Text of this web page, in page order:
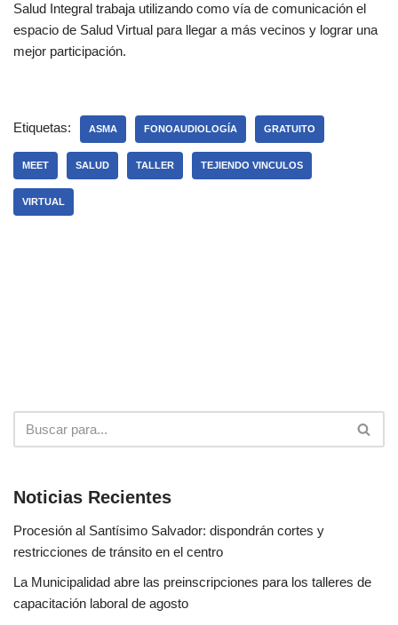
Salud Integral trabaja utilizando como vía de comunicación el
espacio de Salud Virtual para llegar a más vecinos y lograr una
mejor participación.
Etiquetas: ASMA FONOAUDIOLOGÍA GRATUITO
MEET SALUD TALLER TEJIENDO VINCULOS
VIRTUAL
Noticias Recientes
Procesión al Santísimo Salvador: dispondrán cortes y
restricciones de tránsito en el centro
La Municipalidad abre las preinscripciones para los talleres de
capacitación laboral de agosto